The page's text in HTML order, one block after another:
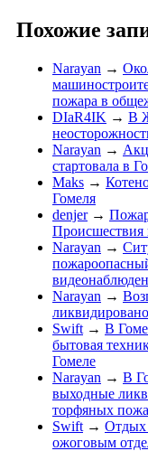
Похожие
Narayan →
пожара в
DIaR4IK → В
Narayan →
стартовала в
Maks →
Гомеля
denjer→
Происшествия
Narayan →
Narayan →
Swift → В
бытовая
Гомеле
Narayan → В
выходные
торфяных
Swift → Отдых
ожоговым